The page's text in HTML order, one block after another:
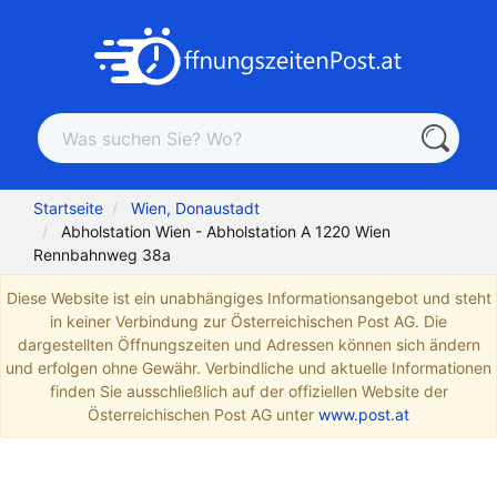
Startseite
Wien, Donaustadt
Abholstation Wien - Abholstation A 1220 Wien
Rennbahnweg 38a
Diese Website ist ein unabhängiges Informationsangebot und steht
in keiner Verbindung zur Österreichischen Post AG. Die
dargestellten Öffnungszeiten und Adressen können sich ändern
und erfolgen ohne Gewähr. Verbindliche und aktuelle Informationen
finden Sie ausschließlich auf der offiziellen Website der
Österreichischen Post AG unter www.post.at